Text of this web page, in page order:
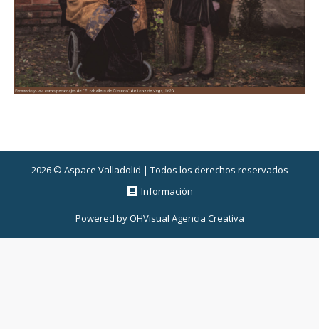
2026 © Aspace Valladolid | Todos los derechos reservados
Información
Powered byOHVisual Agencia Creativa